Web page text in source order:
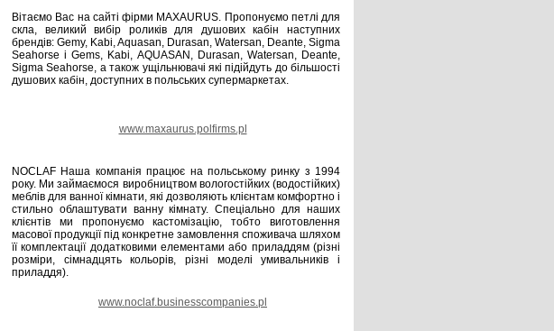
Вітаємо Вас на сайті фірми MAXAURUS. Пропонуємо петлі для
скла, великий вибір роликів для душових кабін наступних
брендів: Gemy, Kabi, Aquasan, Durasan, Watersan, Deante, Sigma
Seahorse i Gems, Kabi, AQUASAN, Durasan, Watersan, Deante,
Sigma Seahorse, а також ущільнювачі які підійдуть до більшості
душових кабін, доступних в польських супермаркетах.
www.maxaurus.polfirms.pl
NOCLAF Наша компанія працює на польському ринку з 1994
року. Ми займаємося виробництвом вологостійких (водостійких)
меблів для ванної кімнати, які дозволяють клієнтам комфортно і
стильно облаштувати ванну кімнату. Спеціально для наших
клієнтів ми пропонуємо кастомізацію, тобто виготовлення
масової продукції під конкретне замовлення споживача шляхом
її комплектації додатковими елементами або приладдям (різні
розміри, сімнадцять кольорів, різні моделі умивальників і
приладдя).
www.noclaf.businesscompanies.pl